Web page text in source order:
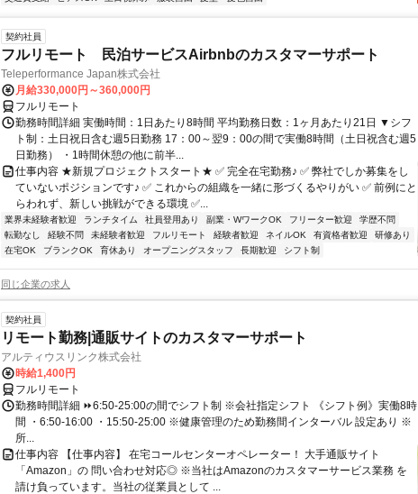
契約社員
フルリモート 民泊サービスAirbnbのカスタマーサポート
Teleperformance Japan株式会社
月給330,000円～360,000円
フルリモート
勤務時間詳細 実働時間：1日あたり8時間 平均勤務日数：1ヶ月あたり21日 ▼シフ
ト制：土日祝日含む週5日勤務 17：00～翌9：00の間で実働8時間（土日祝含む週5
日勤務） ・1時間休憩の他に前半...
仕事内容 ★新規プロジェクトスタート★ ✅ 完全在宅勤務♪ ✅ 弊社でしか募集をし
ていないポジションです♪ ✅ これからの組織を一緒に形づくるやりがい ✅ 前例にと
らわれず、新しい挑戦ができる環境 ✅...
業界未経験者歓迎 ランチタイム 社員登用あり 副業・WワークOK フリーター歓迎
学歴不問
転勤なし
経験不問 未経験者歓迎 フルリモート 経験者歓迎 ネイルOK 有資格者歓迎
研修あり
在宅OK
ブランクOK 育休あり オープニングスタッフ 長期歓迎 シフト制
同じ企業の求人
契約社員
リモート勤務|通販サイトのカスタマーサポート
アルティウスリンク株式会社
時給1,400円
フルリモート
勤務時間詳細 ⏩6:50-25:00の間でシフト制 ※会社指定シフト 《シフト例》実働8時
間 ・6:50-16:00 ・15:50-25:00 ※健康管理のため勤務間インターバル 設定あり ※
所...
仕事内容 【仕事内容】 在宅コールセンターオペレーター！ 大手通販サイト
「Amazon」の 問い合わせ対応◎ ※当社はAmazonのカスタマーサービス業務 を
請け負っています。当社の従業員として ...